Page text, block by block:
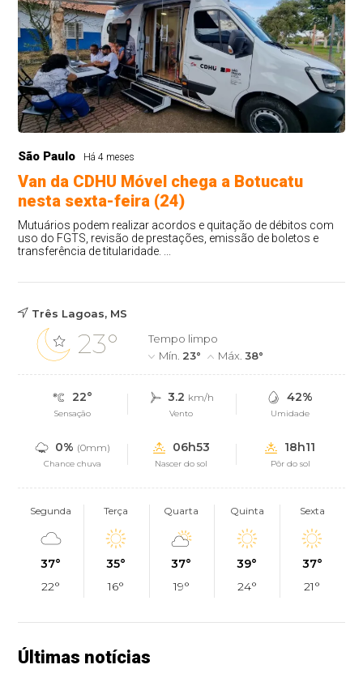
São Paulo Há 4 meses
Van da CDHU Móvel chega a Botucatu
nesta sexta-feira (24)
Mutuários podem realizar acordos e quitação de débitos com
uso do FGTS, revisão de prestações, emissão de boletos e
transferência de titularidade. ...
Três Lagoas, MS
23°
Tempo limpo
Mín. 23° Máx.38°
22°
Sensação
3.2 km/h
Vento
42%
Umidade
0% (0mm)
Chance chuva
06h53
Nascer do sol
18h11
Pôr do sol
Segunda
37°
22°
Terça
35°
16°
Quarta
37°
19°
Quinta
39°
24°
Sexta
37°
21°
Últimas notícias